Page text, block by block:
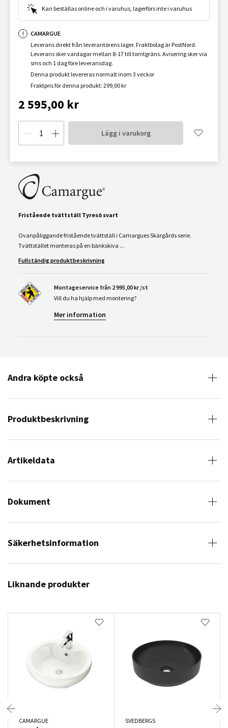
Kan beställas online och i varuhus, lagerförs inte i varuhus
CAMARGUE
Leverans direkt från leverantörens lager. Fraktbolag är PostNord.
Leverans sker vardagar mellan 8-17 till tomtgräns. Avisering sker via
sms och 1 dag före leveransdag.
Denna produkt levereras normalt inom 3 veckor
Fraktpris för denna produkt: 299,00 kr
2 595,00 kr
Lägg i varukorg
Fristående tvättställ Tyresö svart
Ovanpåliggande fristående tvättställ i Camargues Skärgårds serie.
Tvättstället monteras på en bänkskiva ...
Fullständig produktbeskrivning
Montageservice från 2 995,00 kr /st
Vill du ha hjälp med montering?
Mer information
Andra köpte också
Produktbeskrivning
Artikeldata
Dokument
Säkerhetsinformation
Liknande produkter
CAMARGUE SVEDBERGS